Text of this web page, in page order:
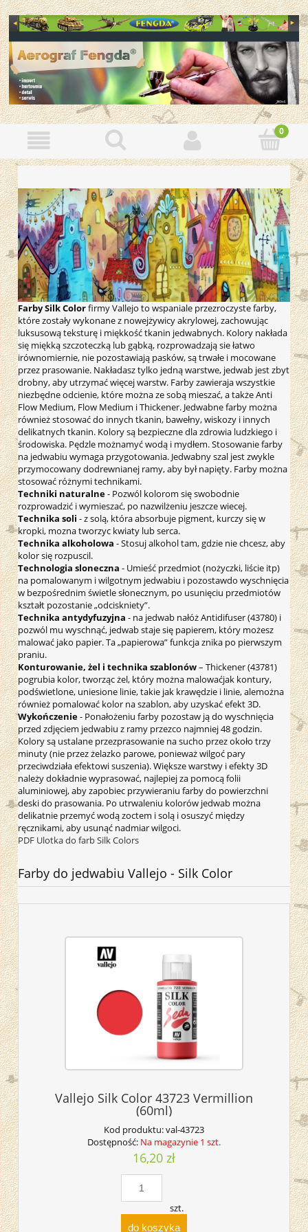
Farby Silk Colorfirmy Vallejo to wspaniale przezroczyste farby,
które zostały wykonane z nowejżywicy akrylowej, zachowując
luksusową teksturę i miękkość tkanin jedwabnych. Kolory nakłada
się miękką szczoteczką lub gąbką, rozprowadzają sie łatwo
irównomiernie, nie pozostawiają pasków, są trwałe i mocowane
przez prasowanie. Nakładasz tylko jedną warstwe, jedwab jest zbyt
drobny, aby utrzymać więcej warstw. Farby zawieraja wszystkie
niezbędne odcienie, które można ze sobą mieszać, a także Anti
Flow Medium, Flow Medium i Thickener. Jedwabne farby można
również stosować do innych tkanin, bawełny, wiskozy i innych
delikatnych tkanin. Kolory są bezpieczne dla zdrowia ludzkiego i
środowiska. Pędzle możnamyć wodą i mydłem. Stosowanie farby
na jedwabiu wymaga przygotowania. Jedwabny szal jest zwykle
przymocowany dodrewnianej ramy, aby był napięty. Farby można
stosować różnymi technikami.
Techniki naturalne- Pozwól kolorom się swobodnie
rozprowadzić i wymieszać, po nazwilżeniu jeszcze wiecej.
Technika soli - z solą, która absorbuje pigment, kurczy się w
kropki, mozna tworzyc kwiaty lub serca.
Technika alkoholowa - Stosuj alkohol tam, gdzie nie chcesz, aby
kolor się rozpuscil.
Technologia sloneczna - Umieść przedmiot (nożyczki, liście itp)
na pomalowanym i wilgotnym jedwabiu i pozostawdo wyschnięcia
w bezpośrednim świetle słonecznym, po usunięciu przedmiotów
kształt pozostanie „odciskniety”.
Technika antydyfuzyjna - na jedwab nałóż Antidifuser (43780) i
pozwól mu wyschnąć, jedwab staje się papierem, który możesz
malować jako papier. Ta „papierowa” funkcja znika po pierwszym
praniu.
Konturowanie, żel i technika szablonów– Thickener (43781)
pogrubia kolor, tworząc żel, który można malowaćjak kontury,
podświetlone, uniesione linie, takie jak krawędzie i linie, alemożna
również pomalować kolor na szablon, aby uzyskać efekt 3D.
Wykończenie- Ponałożeniu farby pozostaw ją do wyschnięcia
przed zdjęciem jedwabiu z ramy przezco najmniej 48 godzin.
Kolory są ustalane przezprasowanie na sucho przez około trzy
minuty (nie przez żelazko parowe, ponieważ wilgoć pary
przeciwdziała efektowi suszenia). Większe warstwy i efekty 3D
należy dokładnie wyprasować, najlepiej za pomocą folii
aluminiowej, aby zapobiec przywieraniu farby do powierzchni
deski do prasowania. Po utrwaleniu kolorów jedwab można
delikatnie przemyć wodą zoctem i solą i osuszyć między
ręcznikami, aby usunąć nadmiar wilgoci.
PDF Ulotka do farb Silk Colors
Farby do jedwabiu Vallejo - Silk Color
Vallejo Silk Color 43723 Vermillion
(60ml)
Kod produktu:val-43723
Dostępność: Na magazynie 1 szt.
16,20 zł
szt.
do koszyka